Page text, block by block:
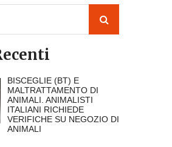
BISCEGLIE (BT) E
MALTRATTAMENTO DI
ANIMALI. ANIMALISTI
ITALIANI RICHIEDE
VERIFICHE SU NEGOZIO DI
ANIMALI